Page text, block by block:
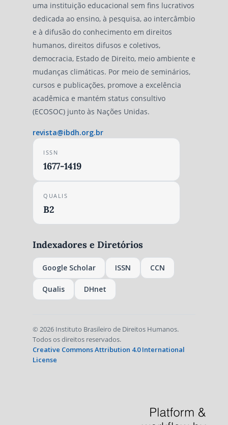
uma instituição educacional sem fins lucrativos
dedicada ao ensino, à pesquisa, ao intercâmbio
e à difusão do conhecimento em direitos
humanos, direitos difusos e coletivos,
democracia, Estado de Direito, meio ambiente e
mudanças climáticas. Por meio de seminários,
cursos e publicações, promove a excelência
acadêmica e mantém status consultivo
(ECOSOC) junto às Nações Unidas.
revista@ibdh.org.br
ISSN
1677-1419
QUALIS
B2
Indexadores e Diretórios
Google Scholar ISSN CCN
Qualis DHnet
© 2026 Instituto Brasileiro de Direitos Humanos.
Todos os direitos reservados.
Creative Commons Attribution 4.0 International
License